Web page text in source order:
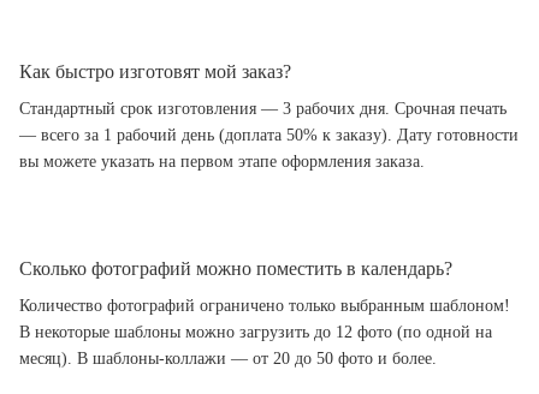
Как быстро изготовят мой заказ?
Стандартный срок изготовления — 3 рабочих дня. Срочная печать
— всего за 1 рабочий день (доплата 50% к заказу). Дату готовности
вы можете указать на первом этапе оформления заказа.
Сколько фотографий можно поместить в календарь?
Количество фотографий ограничено только выбранным шаблоном!
В некоторые шаблоны можно загрузить до 12 фото (по одной на
месяц). В шаблоны-коллажи — от 20 до 50 фото и более.